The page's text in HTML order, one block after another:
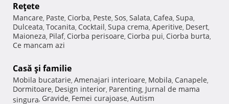
Reţete
Mancare, Paste, Ciorba, Peste, Sos, Salata, Cafea, Supa,
Dulceata, Tocanita, Cocktail, Supa crema, Aperitive, Desert,
Maioneza, Pilaf, Ciorba perisoare, Ciorba pui, Ciorba burta,
Ce mancam azi
Casă şi familie
Mobila bucatarie, Amenajari interioare, Mobila, Canapele,
Dormitoare, Design interior, Parenting, Jurnal de mama
singura, Gravide, Femei curajoase, Autism